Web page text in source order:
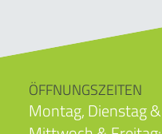
ÖFFNUNGSZEITEN
Montag, Dienstag